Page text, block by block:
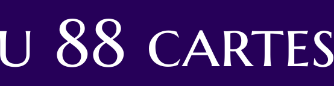
88 cartes